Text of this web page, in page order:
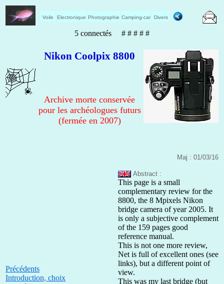
Voile Electronique Photographie Camping-car Divers
5 connectés # # # # #
Nikon Coolpix 8800
Archive morte conservée
pour les archéologues futurs
(fermée en 2007)
Précédents
Introduction, choix
Maj : 01/03/16
Abstract :
This page is a small
complementary review for the
8800, the 8 Mpixels Nikon
bridge camera of year 2005. It
is only a subjective complement
of the 159 pages good
reference manual.
This is not one more review,
Net is full of excellent ones (see
links), but a different point of
view.
This was my last bridge (but